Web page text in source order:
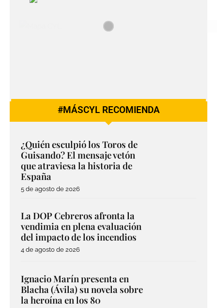
#MÁSCYL RECOMIENDA
¿Quién esculpió los Toros de
Guisando? El mensaje vetón
que atraviesa la historia de
España
5 de agosto de 2026
La DOP Cebreros afronta la
vendimia en plena evaluación
del impacto de los incendios
4 de agosto de 2026
Ignacio Marín presenta en
Blacha (Ávila) su novela sobre
la heroína en los 80